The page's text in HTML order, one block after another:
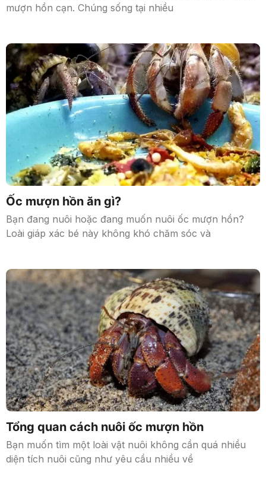
mượn hồn cạn. Chúng sống tại nhiều
Ốc mượn hồn ăn gì?
Bạn đang nuôi hoặc đang muốn nuôi ốc mượn hồn?
Loài giáp xác bé này không khó chăm sóc và
Tổng quan cách nuôi ốc mượn hồn
Bạn muốn tìm một loài vật nuôi không cần quá nhiều
diện tích nuôi cũng như yêu cầu nhiều về